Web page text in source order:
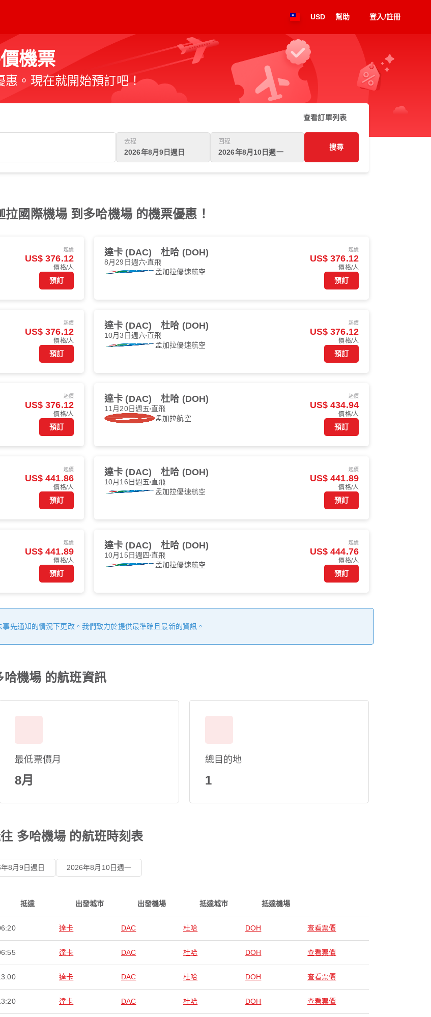
USD 幫助 登入/註冊
機票
惠。現在就開始預訂吧！
查看訂單列表
去程
2026年8月9日週日
回程
2026年8月10日週一
搜尋
國際機場 到多哈機場 的機票優惠！
起價
US$ 376.12
價格/人
預訂
達卡 (DAC) 杜哈 (DOH)
8月29日週六直飛
孟加拉優速航空
起價
US$ 376.12
價格/人
預訂
起價
US$ 376.12
價格/人
預訂
達卡 (DAC) 杜哈 (DOH)
10月3日週六直飛
孟加拉優速航空
起價
US$ 376.12
價格/人
預訂
起價
US$ 376.12
價格/人
預訂
達卡 (DAC) 杜哈 (DOH)
11月20日週五 直飛
孟加拉航空
起價
US$ 434.94
價格/人
預訂
起價
US$ 441.86
價格/人
預訂
達卡 (DAC) 杜哈 (DOH)
10月16日週五 直飛
孟加拉優速航空
起價
US$ 441.89
價格/人
預訂
起價
US$ 441.89
價格/人
預訂
達卡 (DAC) 杜哈 (DOH)
10月15日週四 直飛
孟加拉優速航空
起價
US$ 444.76
價格/人
預訂
先通知的情況下更改。我們致力於提供最準確且最新的資訊。
機場 的航班資訊
最低票價月
8月
總目的地
1
多哈機場 的航班時刻表
8月9日週日 2026年8月10日週一
抵達 出發城市 出發機場 抵達城市 抵達機場
達卡 DAC 杜哈 DOH 查看票價
達卡 DAC 杜哈 DOH 查看票價
達卡 DAC 杜哈 DOH 查看票價
達卡 DAC 杜哈 DOH 查看票價